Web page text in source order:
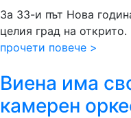
За 33-и път Нова
целия град на открито.
прочети повече >
Виена има
камерен